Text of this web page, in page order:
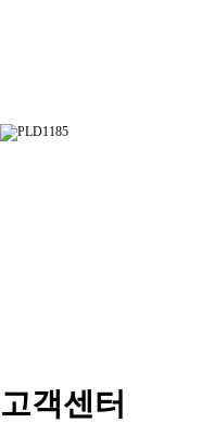
고객센터